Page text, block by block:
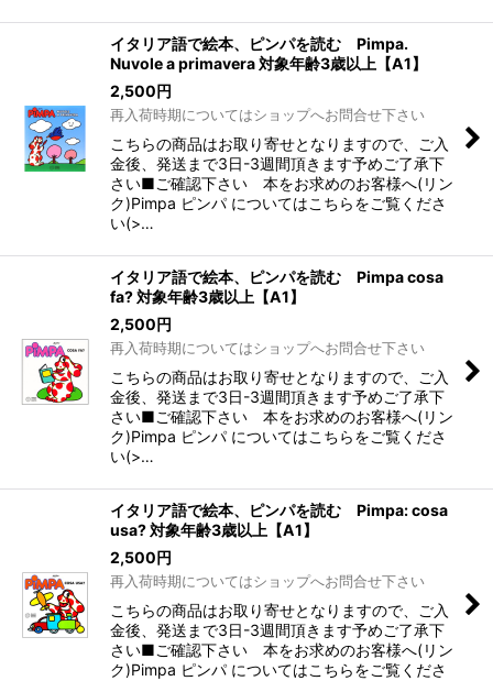
イタリア語で絵本、ピンパを読む Pimpa.
Nuvole a primavera 対象年齢3歳以上【A1】
2,500円
再入荷時期についてはショップへお問合せ下さい
こちらの商品はお取り寄せとなりますので、ご入
金後、発送まで3日-3週間頂きます予めご了承下
さい■ご確認下さい 本をお求めのお客様へ(リン
ク)Pimpa ピンパ についてはこちらをご覧くださ
い(>…
イタリア語で絵本、ピンパを読む Pimpa cosa
fa? 対象年齢3歳以上【A1】
2,500円
再入荷時期についてはショップへお問合せ下さい
こちらの商品はお取り寄せとなりますので、ご入
金後、発送まで3日-3週間頂きます予めご了承下
さい■ご確認下さい 本をお求めのお客様へ(リン
ク)Pimpa ピンパ についてはこちらをご覧くださ
い(>…
イタリア語で絵本、ピンパを読む Pimpa: cosa
usa? 対象年齢3歳以上【A1】
2,500円
再入荷時期についてはショップへお問合せ下さい
こちらの商品はお取り寄せとなりますので、ご入
金後、発送まで3日-3週間頂きます予めご了承下
さい■ご確認下さい 本をお求めのお客様へ(リン
ク)Pimpa ピンパ についてはこちらをご覧くださ